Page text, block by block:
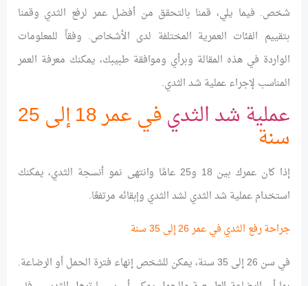
شخص. فيما يلي، قمنا بالتحقق من أفضل عمر لرفع الثدي وقمنا
بتقييم الفئات العمرية المختلفة لدى الأشخاص. وفقاً للمعلومات
الواردة في هذه المقالة وبرأي وموافقة طبيبك، يمكنك معرفة العمر
المناسب لإجراء عملية شد الثدي.
عملية شد الثدي في عمر 18 إلى 25
سنة
إذا كان عمرك بين 18 و25 عامًا وانتهى نمو أنسجة الثدي، يمكنك
استخدام عملية شد الثدي لشد الثدي وإبقائه مرتفعًا.
جراحة رفع الثدي في عمر 26 إلى 35 سنة
في سن 26 إلى 35 سنة، يمكن للشخص إنهاء فترة الحمل أو الرضاعة.